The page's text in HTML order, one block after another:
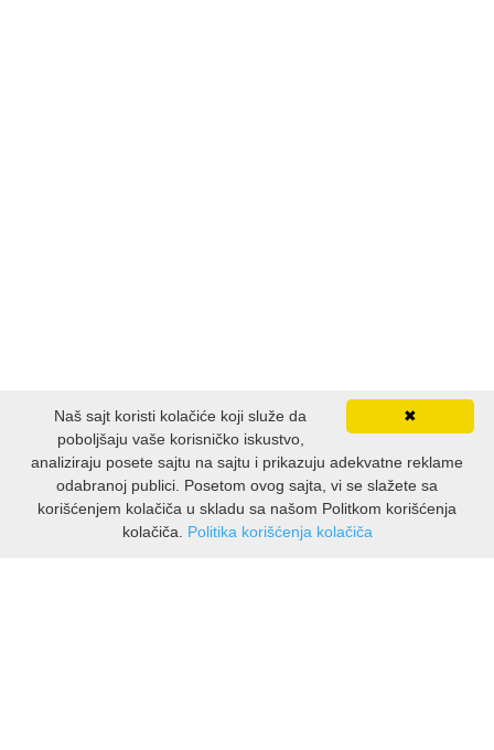
✖
Naš sajt koristi kolačiće koji služe da
poboljšaju vaše korisničko iskustvo,
analiziraju posete sajtu na sajtu i prikazuju adekvatne reklame
odabranoj publici. Posetom ovog sajta, vi se slažete sa
korišćenjem kolačiča u skladu sa našom Politkom korišćenja
kolačiča. Politika korišćenja kolačiča